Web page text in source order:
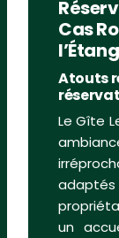
Cas
Atouts
Le Gîte
un